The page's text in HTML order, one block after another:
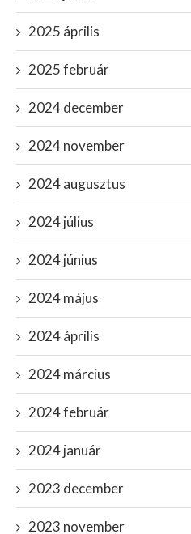
2025 április
2025 február
2024 december
2024 november
2024 augusztus
2024 július
2024 június
2024 május
2024 április
2024 március
2024 február
2024 január
2023 december
2023 november